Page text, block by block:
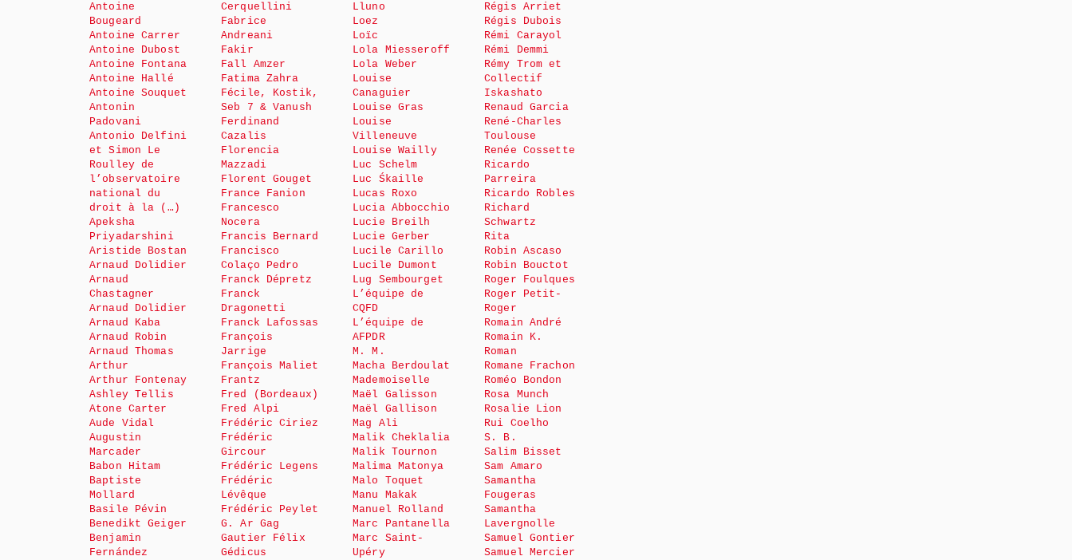
Antoine
Bougeard
Antoine Carrer
Antoine Dubost
Antoine Fontana
Antoine Hallé
Antoine Souquet
Antonin
Padovani
Antonio Delfini
et Simon Le
Roulley de
l’observatoire
national du
droit à la (…)
Apeksha
Priyadarshini
Aristide Bostan
Arnaud Dolidier
Arnaud
Chastagner
Arnaud Dolidier
Arnaud Kaba
Arnaud Robin
Arnaud Thomas
Arthur
Arthur Fontenay
Ashley Tellis
Atone Carter
Aude Vidal
Augustin
Marcader
Babon Hitam
Baptiste
Mollard
Basile Pévin
Benedikt Geiger
Benjamin
Fernández
Cerquellini
Fabrice
Andreani
Fakir
Fall Amzer
Fatima Zahra
Fécile, Kostik,
Seb 7 & Vanush
Ferdinand
Cazalis
Florencia
Mazzadi
Florent Gouget
France Fanion
Francesco
Nocera
Francis Bernard
Francisco
Colaço Pedro
Franck Dépretz
Franck
Dragonetti
Franck Lafossas
François
Jarrige
François Maliet
Frantz
Fred (Bordeaux)
Fred Alpi
Frédéric Ciriez
Frédéric
Gircour
Frédéric Legens
Frédéric
Lévêque
Frédéric Peylet
G. Ar Gag
Gautier Félix
Gédicus
Lluno
Loez
Loïc
Lola Miesseroff
Lola Weber
Louise
Canaguier
Louise Gras
Louise
Villeneuve
Louise Wailly
Luc Schelm
Luc Śkaille
Lucas Roxo
Lucia Abbocchio
Lucie Breilh
Lucie Gerber
Lucile Carillo
Lucile Dumont
Lug Sembourget
L’équipe de
CQFD
L’équipe de
AFPDR
M. M.
Macha Berdoulat
Mademoiselle
Maël Galisson
Maël Gallison
Mag Ali
Malik Cheklalia
Malik Tournon
Malima Matonya
Malo Toquet
Manu Makak
Manuel Rolland
Marc Pantanella
Marc Saint-
Upéry
Régis Arriet
Régis Dubois
Rémi Carayol
Rémi Demmi
Rémy Trom et
Collectif
Iskashato
Renaud Garcia
René-Charles
Toulouse
Renée Cossette
Ricardo
Parreira
Ricardo Robles
Richard
Schwartz
Rita
Robin Ascaso
Robin Bouctot
Roger Foulques
Roger Petit-
Roger
Romain André
Romain K.
Roman
Romane Frachon
Roméo Bondon
Rosa Munch
Rosalie Lion
Rui Coelho
S. B.
Salim Bisset
Sam Amaro
Samantha
Fougeras
Samantha
Lavergnolle
Samuel Gontier
Samuel Mercier